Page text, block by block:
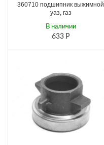
360710 подшипник выжимной
уаз, газ
633 Р
В наличии